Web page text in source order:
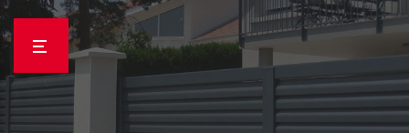
Panneau de gestion des cookies